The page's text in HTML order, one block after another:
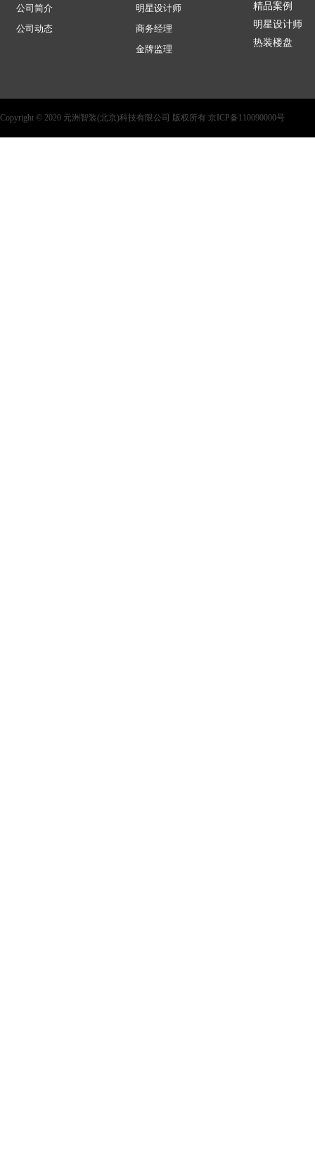
公司简介
公司动态
明星设计师
商务经理
金牌监理
精品案例
明星设计师
热装楼盘
Copyright © 2020 元洲智装(北京)科技有限公司 版权所有 京ICP备110090000号